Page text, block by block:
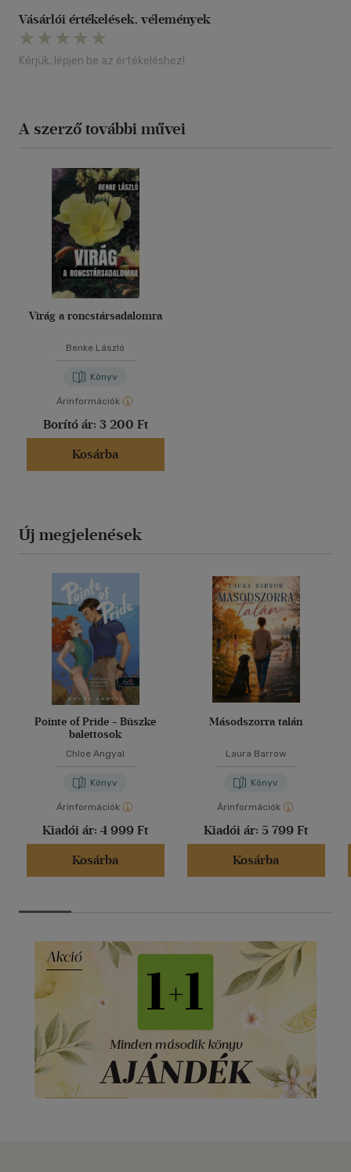
Vásárlói értékelések, vélemények
Kérjük, lépjen be az értékeléshez!
A szerző további művei
Virág a roncstársadalomra
Benke László
Könyv
Árinformációk
Borító ár: 3 200 Ft
Kosárba
Új megjelenések
Pointe of Pride - Büszke
balettosok
Chloe Angyal
Könyv
Árinformációk
Kiadói ár: 4 999 Ft
Kosárba
Másodszorra talán
Laura Barrow
Könyv
Árinformációk
Kiadói ár: 5 799 Ft
Kosárba